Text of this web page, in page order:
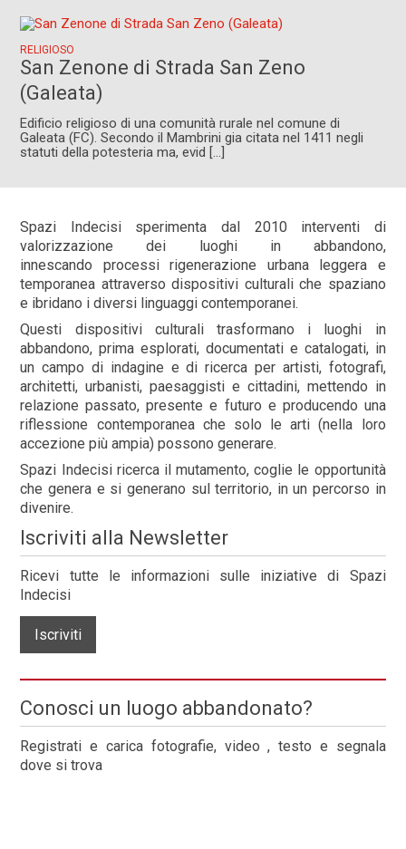
RELIGIOSO
San Zenone di Strada San Zeno
(Galeata)
Edificio religioso di una comunità rurale nel comune di
Galeata (FC). Secondo il Mambrini gia citata nel 1411 negli
statuti della potesteria ma, evid [...]
Spazi Indecisi sperimenta dal 2010 interventi di
valorizzazione dei luoghi in abbandono,
innescando processi rigenerazione urbana leggera e
temporanea attraverso dispositivi culturali che spaziano
e ibridano i diversi linguaggi contemporanei.
Questi dispositivi culturali trasformano i luoghi in
abbandono, prima esplorati, documentati e catalogati, in
un campo di indagine e di ricerca per artisti, fotografi,
architetti, urbanisti, paesaggisti e cittadini, mettendo in
relazione passato, presente e futuro e producendo una
riflessione contemporanea che solo le arti (nella loro
accezione più ampia) possono generare.
Spazi Indecisi ricerca il mutamento, coglie le opportunità
che genera e si generano sul territorio, in un percorso in
divenire.
Iscriviti alla Newsletter
Ricevi tutte le informazioni sulle iniziative di Spazi
Indecisi
Iscriviti
Conosci un luogo abbandonato?
Registrati e carica fotografie, video , testo e segnala
dove si trova